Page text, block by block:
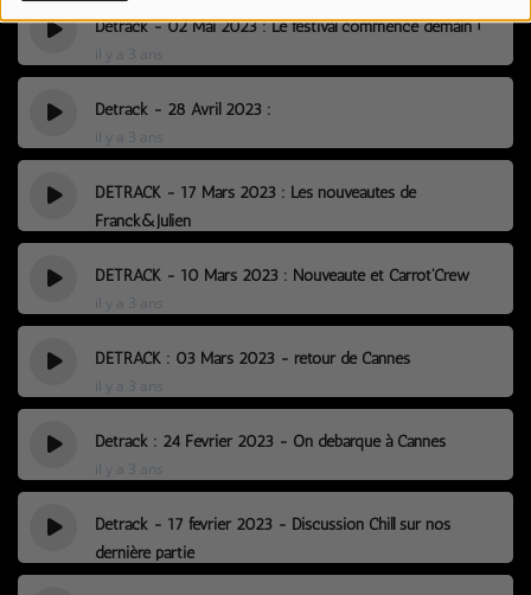
Detrack - 02 Mai 2023 : Le festival commence demain !
il y a 3 ans
Détrack - 28 Avril 2023 :
il y a 3 ans
DETRACK - 17 Mars 2023 : Les nouveautés de
Franck&Julien
il y a 3 ans
DETRACK - 10 Mars 2023 : Nouveauté et Carrot'Crew
il y a 3 ans
DETRACK : 03 Mars 2023 - retour de Cannes
il y a 3 ans
Détrack : 24 Février 2023 - On débarque à Cannes
il y a 3 ans
Détrack - 17 février 2023 - Discussion Chill sur nos
dernière partie
il y a 3 ans